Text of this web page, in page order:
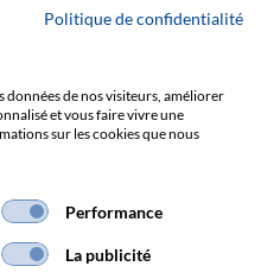
Politique de confidentialité
données de nos visiteurs, améliorer
et vous faire vivre une
sur les cookies que nous
Performance
La publicité